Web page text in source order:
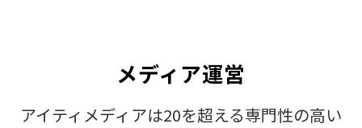
メディア運営
アイティメディアは20を超える専門性の高い